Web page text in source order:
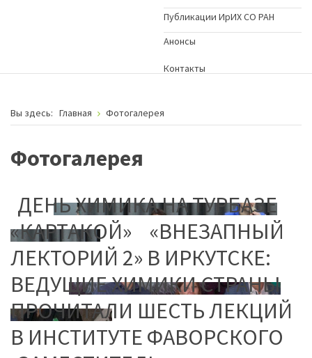
Публикации ИрИХ СО РАН
Анонсы
Контакты
Вы здесь: Главная Фотогалерея
Фотогалерея
ДЕНЬ ХИМИКА НА ТУРБАЗЕ
«КАРТАКОЙ»
«ВНЕЗАПНЫЙ
ЛЕКТОРИЙ 2» В ИРКУТСКЕ:
ВЕДУЩИЕ ХИМИКИ СТРАНЫ
ПРОЧИТАЛИ ШЕСТЬ ЛЕКЦИЙ
В ИНСТИТУТЕ ФАВОРСКОГО